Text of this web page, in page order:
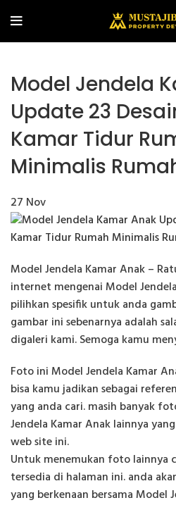
Model Jendela
Update 23
Kamar Tidur
Minimalis
27 Nov
Model Jendela Kamar Anak –
internet mengenai Model
pilihkan spesifik untuk anda
gambar ini sebenarnya adalah
digaleri kami. Semoga kamu
Foto ini Model Jendela Kamar
bisa kamu jadikan sebagai
yang anda cari. masih banyak
Jendela Kamar Anak lainnya
web site ini.
Untuk menemukan foto lainnya
tersedia di halaman ini. anda
yang berkenaan bersama Model